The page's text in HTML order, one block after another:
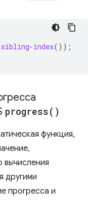
sibling-index());
progress( )
функция,
другими
прогресса и